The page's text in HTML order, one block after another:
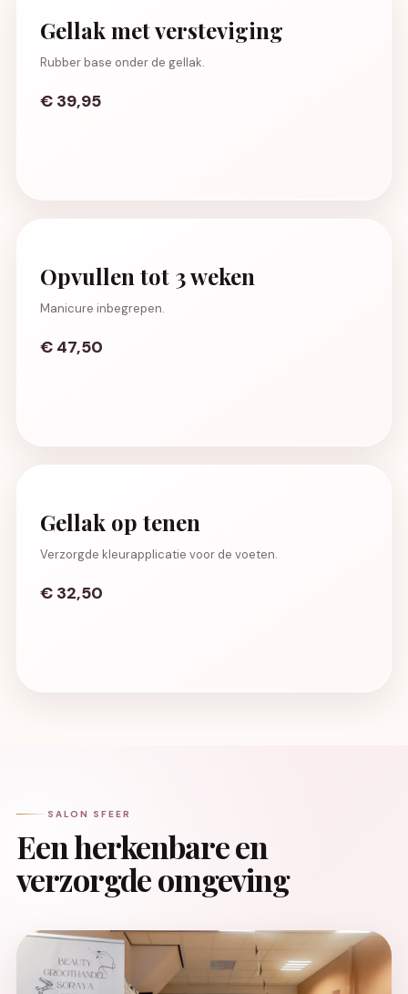
Gellak met versteviging
Rubber base onder de gellak.
€ 39,95
Opvullen tot 3 weken
Manicure inbegrepen.
€ 47,50
Gellak op tenen
Verzorgde kleurapplicatie voor de voeten.
€ 32,50
SALON SFEER
Een herkenbare en
verzorgde omgeving